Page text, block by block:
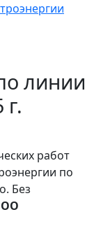
линии
работ
по
Без